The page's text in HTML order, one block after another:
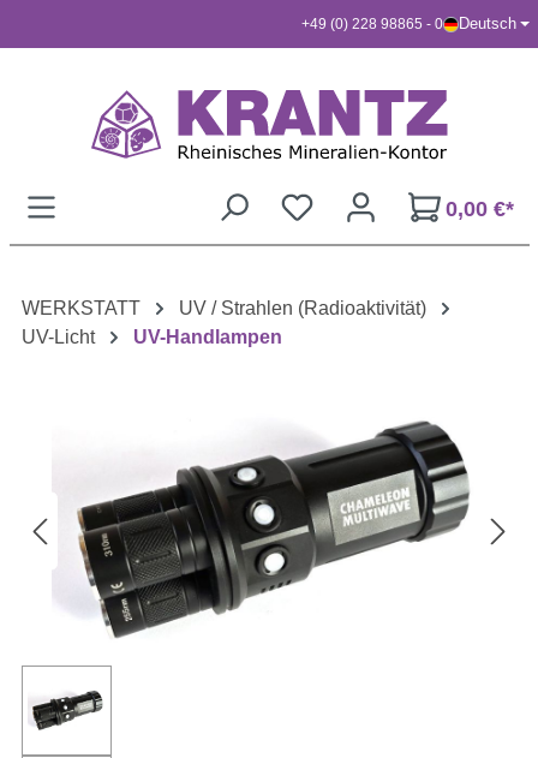
+49 (0) 228 98865 - 0 Deutsch
0,00 €*
WERKSTATT
UV / Strahlen (Radioaktivität)
UV-Licht
UV-Handlampen